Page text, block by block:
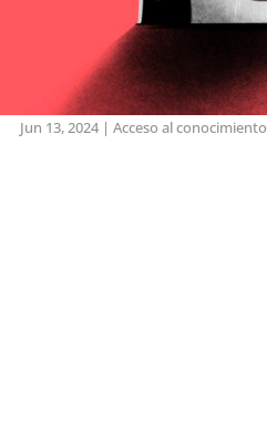
Jun 13, 2024| Acceso al conocimiento